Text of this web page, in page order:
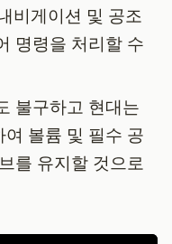
비게이션 및 공조
명령을 처리할 수
불구하고 현대는
볼륨 및 필수 공
를 유지할 것으로